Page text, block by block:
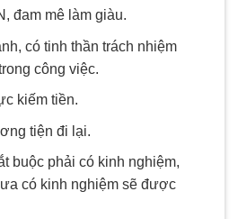
đam mê làm giàu.
có tinh thần trách nhiệm
công việc.
kiếm tiền.
tiện đi lại.
buộc phải có kinh nghiệm,
có kinh nghiệm sẽ được